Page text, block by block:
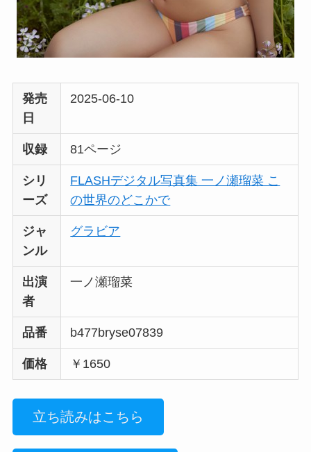
発売
日
2025-06-10
収録 81ページ
シリ
ーズ
FLASHデジタル写真集 一ノ瀬瑠菜 こ
の世界のどこかで
ジャ
ンル
グラビア
出演
者
一ノ瀬瑠菜
品番 b477bryse07839
価格 ￥1650
立ち読みはこちら